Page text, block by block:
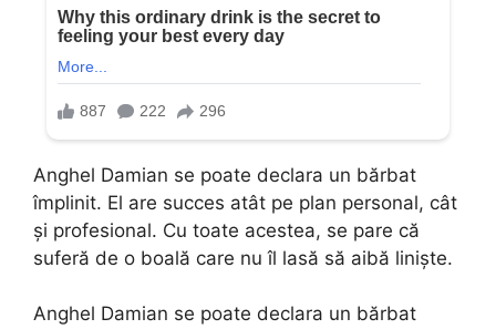
Anghel Damian se poate declara un bărbat
împlinit. El are succes atât pe plan personal, cât
și profesional. Cu toate acestea, se pare că
suferă de o boală care nu îl lasă să aibă liniște.
Anghel Damian se poate declara un bărbat